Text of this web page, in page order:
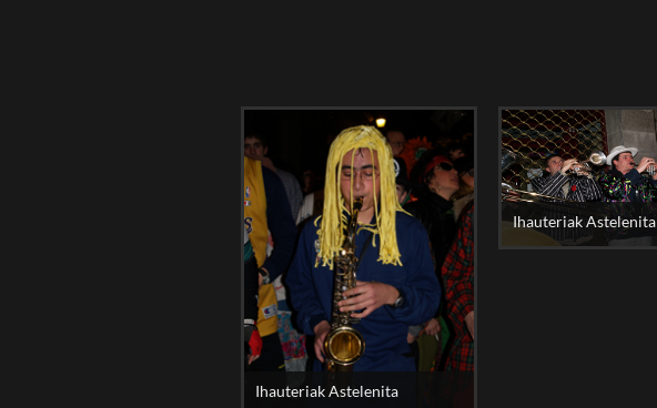
Ihauteriak Astelenita
Ihauteriak Astelenita